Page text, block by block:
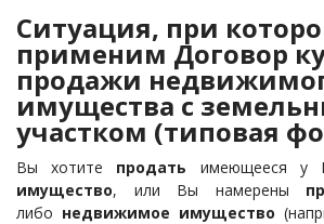
Ситуация, при
применим Договор
продажи
имущества с
участком (типовая
Вы хотите продать имеющееся у
имущество, или Вы намерены
либо недвижимое имущество